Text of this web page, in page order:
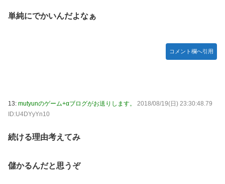
単純にでかいんだよなぁ
コメント欄へ引用
13: mutyunのゲーム+αブログがお送りします。
2018/08/19(日) 23:30:48.79
ID:U4DYyYn10
続ける理由考えてみ
儲かるんだと思うぞ